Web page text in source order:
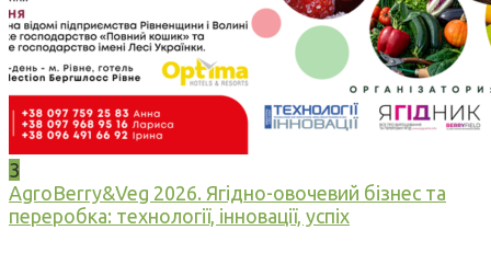
3
AgroBerry&Veg 2026. Ягідно-овочевий бізнес та
переробка: технології, інновації, успіх